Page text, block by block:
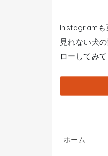
Instagramも
見れない犬
ローしてみて
ホーム